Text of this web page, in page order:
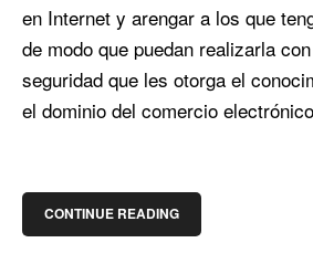
en Internet y arengar a los que
de modo que puedan realizarla
seguridad que les otorga el
el dominio del comercio
CONTINUE READING